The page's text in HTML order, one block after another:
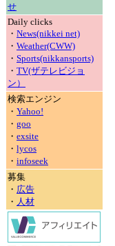
せ
Daily clicks
・ News(nikkei net)
・ Weather(CWW)
・ Sports(nikkansports)
・ TV(ザテレビジョ
ン）
検索エンジン
・ Yahoo!
・ goo
・ exsite
・ lycos
・ infoseek
募集
・ 広告
・ 人材